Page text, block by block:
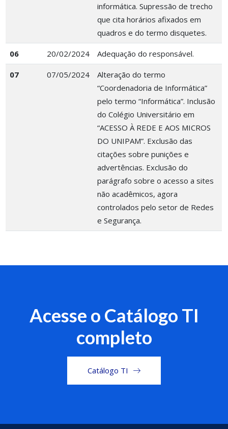
informática. Supressão de trecho
que cita horários afixados em
quadros e do termo disquetes.
06 20/02/2024 Adequação do responsável.
07 07/05/2024
Alteração do termo
“Coordenadoria de Informática”
pelo termo “Informática”. Inclusão
do Colégio Universitário em
“ACESSO À REDE E AOS MICROS
DO UNIPAM”. Exclusão das
citações sobre punições e
advertências. Exclusão do
parágrafo sobre o acesso a sites
não acadêmicos, agora
controlados pelo setor de Redes
e Segurança.
Acesse o Catálogo TI
completo
Catálogo TI